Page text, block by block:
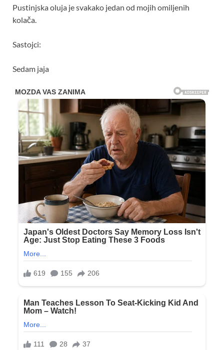
Pustinjska oluja je svakako jedan od mojih omiljenih
kolača.
Sastojci:
Sedam jaja